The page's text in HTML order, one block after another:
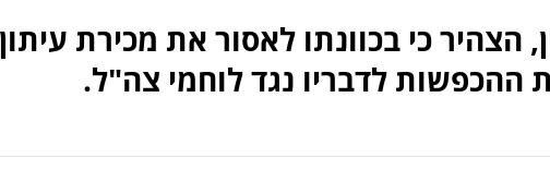
הצהיר כי בכוונתו לאסור את מכירת עיתון
ההכפשות לדבריו נגד לוחמי צה"ל.